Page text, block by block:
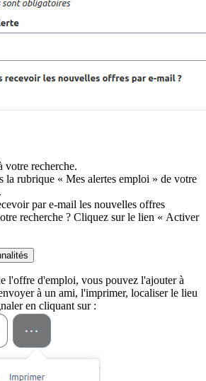
votre recherche.
la rubrique « Mes alertes emploi » de votre
par e-mail les nouvelles offres
recherche ? Cliquez sur le lien « Activer
l'offre d'emploi, vous pouvez l'ajouter à
à un ami, l'imprimer, localiser le lieu
en cliquant sur :